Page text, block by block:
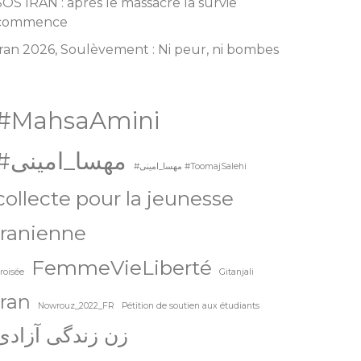
2026, Soulèvement : Ni peur, ni bombes
#مهسا_امینی
#مهسا_امینی #ToomajSalehi
pour la jeunesse
FemmeVieLiberté Gitanjali
Nowrouz_2022_FR Pétition de soutien aux étudiants
زن زندگی